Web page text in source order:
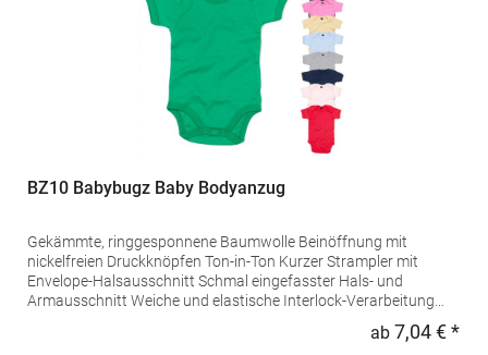
BZ10 Babybugz Baby Bodyanzug
Gekämmte, ringgesponnene Baumwolle Beinöffnung mit
nickelfreien Druckknöpfen Ton-in-Ton Kurzer Strampler mit
Envelope-Halsausschnitt Schmal eingefasster Hals- und
Armausschnitt Weiche und elastische Interlock-Verarbeitung
g/m²Materialzusammensetzung: 100% Baumwolle (Heather
ab 7,04 € *